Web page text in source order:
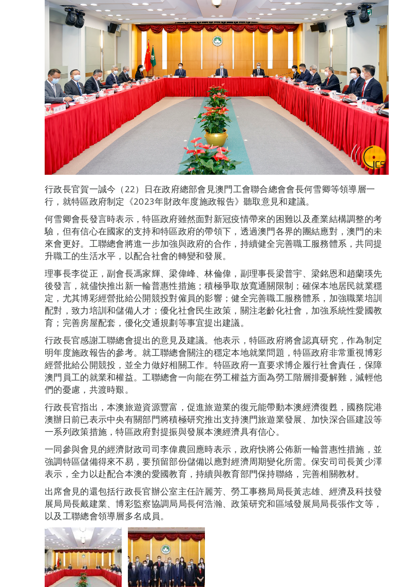
行政長官賀一誠今（22）日在政府總部會見澳門工會聯合總會會長何雪卿等領導層一
行，就特區政府制定《2023年財政年度施政報告》聽取意見和建議。
何雪卿會長發言時表示，特區政府雖然面對新冠疫情帶來的困難以及產業結構調整的考
驗，但有信心在國家的支持和特區政府的帶領下，透過澳門各界的團結應對，澳門的未
來會更好。工聯總會將進一步加強與政府的合作，持續健全完善職工服務體系，共同提
升職工的生活水平，以配合社會的轉變和發展。
理事長李從正，副會長馮家輝、梁偉峰、林倫偉，副理事長梁普宇、梁銘恩和趙蘭瑛先
後發言，就儘快推出新一輪普惠性措施；積極爭取放寬通關限制；確保本地居民就業穩
定，尤其博彩經營批給公開競投對僱員的影響；健全完善職工服務體系，加強職業培訓
配對，致力培訓和儲備人才；優化社會民生政策，關注老齡化社會，加強系統性愛國教
育；完善房屋配套，優化交通規劃等事宜提出建議。
行政長官感謝工聯總會提出的意見及建議。他表示，特區政府將會認真研究，作為制定
明年度施政報告的參考。就工聯總會關注的穩定本地就業問題，特區政府非常重視博彩
經營批給公開競投，並全力做好相關工作。特區政府一直要求博企履行社會責任，保障
澳門員工的就業和權益。工聯總會一向能在勞工權益方面為勞工階層排憂解難，減輕他
們的憂慮，共渡時艱。
行政長官指出，本澳旅遊資源豐富，促進旅遊業的復元能帶動本澳經濟復甦，國務院港
澳辦日前已表示中央有關部門將積極研究推出支持澳門旅遊業發展、加快深合區建設等
一系列政策措施，特區政府對提振與發展本澳經濟具有信心。
一同參與會見的經濟財政司司李偉農回應時表示，政府快將公佈新一輪普惠性措施，並
強調特區儲備得來不易，要預留部份儲備以應對經濟周期變化所需。保安司司長黃少澤
表示，全力以赴配合本澳的愛國教育，持續與教育部門保持聯絡，完善相關教材。
出席會見的還包括行政長官辦公室主任許麗芳、勞工事務局局長黃志雄、經濟及科技發
展局局長戴建業、博彩監察協調局局長何浩瀚、政策研究和區域發展局局長張作文等，
以及工聯總會領導層多名成員。